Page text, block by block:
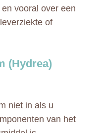
vooral over een
of
(Hydrea)
niet in als u
van het